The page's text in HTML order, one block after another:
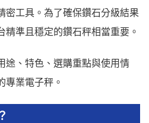
密工具。為了確保鑽石分級結果
精準且穩定的鑽石秤相當重要。
途、特色、選購重點與使用情
專業電子秤。